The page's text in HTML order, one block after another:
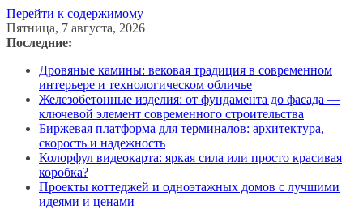
Перейти к содержимому
Пятница, 7 августа, 2026
Последние:
Дровяные камины: вековая традиция в современном
интерьере и технологическом обличье
Железобетонные изделия: от фундамента до фасада —
ключевой элемент современного строительства
Биржевая платформа для терминалов: архитектура,
скорость и надежность
Колорфул видеокарта: яркая сила или просто красивая
коробка?
Проекты коттеджей и одноэтажных домов с лучшими
идеями и ценами